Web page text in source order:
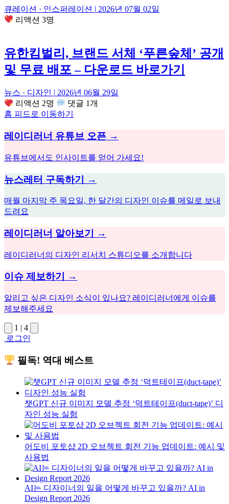
큐레이션 · 인스퍼레이션 | 2026년 07월 02일
리액션 3명
유한킴벌리, 브랜드 서체 ‘푸른숲체’ 공개
및 무료 배포 – 다운로드 바로가기
뉴스 · 디자인 | 2026년 06월 29일
리액션 2명
댓글 1개
홈 피드로 이동하기
레이디러너 유튜브 오픈 →
유튜브에서도 인사이트를 얻어 가세요!
뉴스레터 구독하기 →
매월 마지막 주 목요일, 한 달간의 디자인 이슈를 메일로 보내
드려요
레이디러너 알아보기 →
레이디러너의 디자인 리서치 스튜디오를 소개합니다
이슈 제보하기 →
알리고 싶은 디자인 소식이 있나요? 레이디러너에게 이슈를
제보해주세요
1 | 4
로그인
필독! 역대 베스트
챗GPT 신규 이미지 모델 추정 ‘덕트테이프(duct-tape)’ 디
자인 성능 실험
어도비 포토샵 2D 오브젝트 회전 기능 업데이트: 예시 및
사용법
AI는 디자이너의 일을 어떻게 바꾸고 있을까? AI in
Design Report 2026